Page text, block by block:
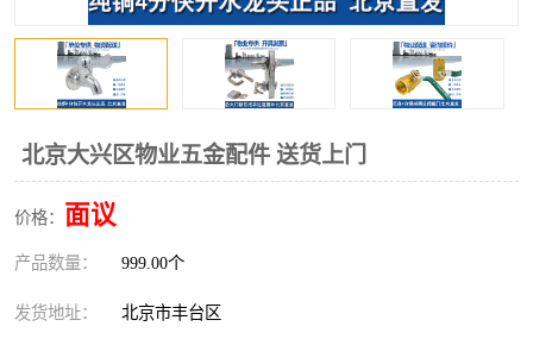
北京大兴区物业五金配件 送货上门
价格： 面议
产品数量： 999.00个
发货地址： 北京市丰台区